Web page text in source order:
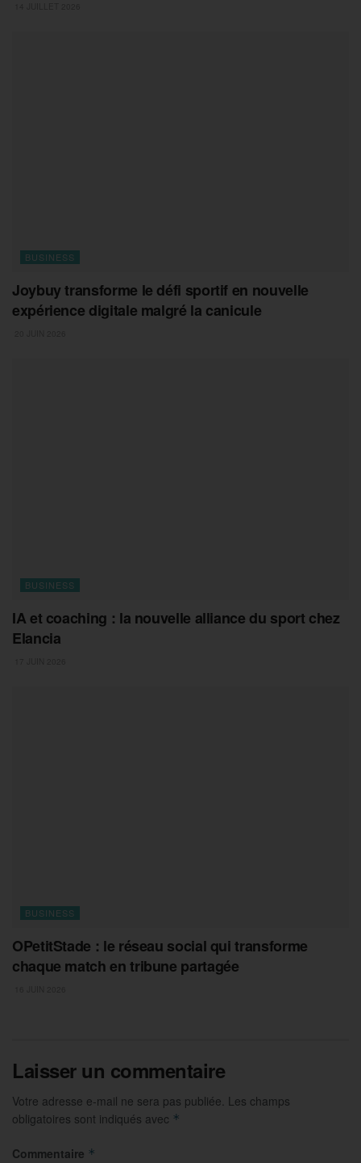
BUSINESS
Joybuy transforme le défi sportif en nouvelle
expérience digitale malgré la canicule
BUSINESS
IA et coaching : la nouvelle alliance du sport chez
Elancia
BUSINESS
OPetitStade : le réseau social qui transforme
chaque match en tribune partagée
Laisser un commentaire
Votre adresse e-mail ne sera pas publiée. Les champs
obligatoires sont indiqués avec *
Commentaire *